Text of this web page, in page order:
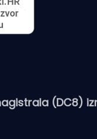
(DC8)